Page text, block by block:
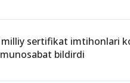
sertifikat imtihonlari
bildirdi